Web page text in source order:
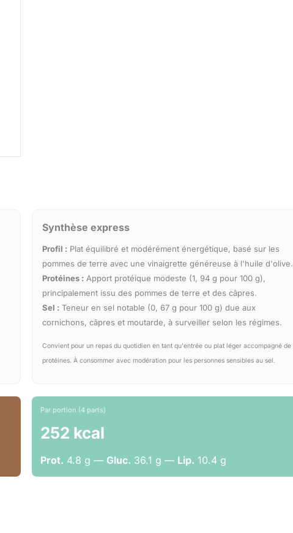
Synthèse express
Profil : Plat équilibré et modérément énergétique, basé sur les
pommes de terre avec une vinaigrette généreuse à l'huile d'olive.
Protéines : Apport protéique modeste (1, 94 g pour 100 g),
principalement issu des pommes de terre et des câpres.
Sel : Teneur en sel notable (0, 67 g pour 100 g) due aux
cornichons, câpres et moutarde, à surveiller selon les régimes.
Convient pour un repas du quotidien en tant qu'entrée ou plat léger accompagné de
protéines. À consommer avec modération pour les personnes sensibles au sel.
Par portion (4 parts)
252 kcal
Prot. 4.8 g —Gluc. 36.1 g — Lip. 10.4 g